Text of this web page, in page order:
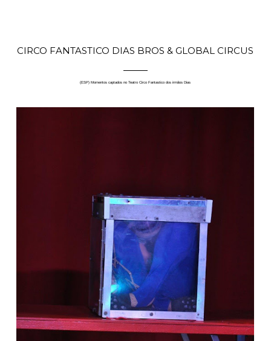
CIRCO FANTASTICO DIAS BROS & GLOBAL CIRCUS
(ESP) Momentos captados no Teatro Circo Fantastico dos irmãos Dias